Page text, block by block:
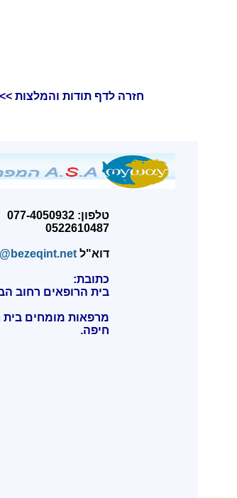
חזרה לדף תודות והמלצות
טלפון: 077-4050932
0522610487
דוא"ל
כתובת:
בית הרופאים רחוב הברזל 11
חיפה.